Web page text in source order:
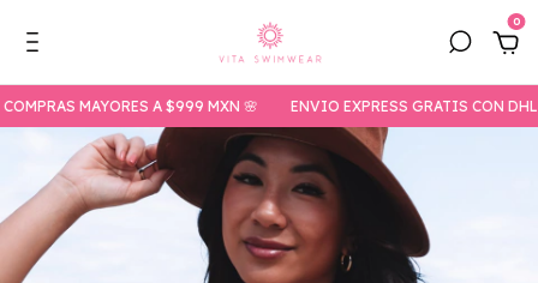
0
MAYORES A $999 MXN 🌸 ENVIO EXPRESS GRATIS CON DHL